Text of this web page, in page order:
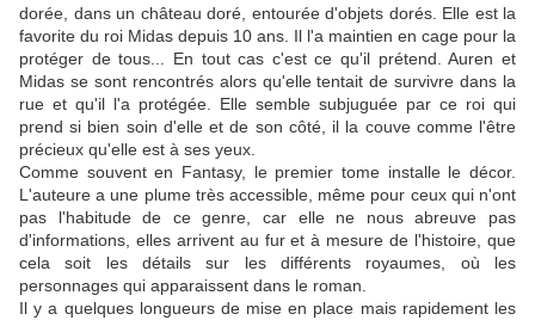
dorée, dans un château doré, entourée d'objets dorés. Elle est la
favorite du roi Midas depuis 10 ans. Il l'a maintien en cage pour la
protéger de tous... En tout cas c'est ce qu'il prétend. Auren et
Midas se sont rencontrés alors qu'elle tentait de survivre dans la
rue et qu'il l'a protégée. Elle semble subjuguée par ce roi qui
prend si bien soin d'elle et de son côté, il la couve comme l'être
précieux qu'elle est à ses yeux.
Comme souvent en Fantasy, le premier tome installe le décor.
L'auteure a une plume très accessible, même pour ceux qui n'ont
pas l'habitude de ce genre, car elle ne nous abreuve pas
d'informations, elles arrivent au fur et à mesure de l'histoire, que
cela soit les détails sur les différents royaumes, où les
personnages qui apparaissent dans le roman.
Il y a quelques longueurs de mise en place mais rapidement les